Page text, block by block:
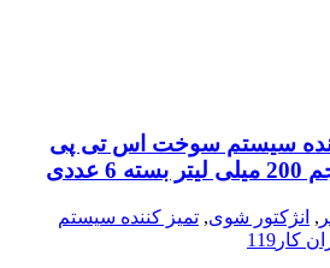
کننده سیستم سوخت اس تی پی
, انژکتور شوی, تمیز کننده سیستم